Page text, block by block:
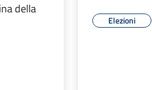
della
Elezioni